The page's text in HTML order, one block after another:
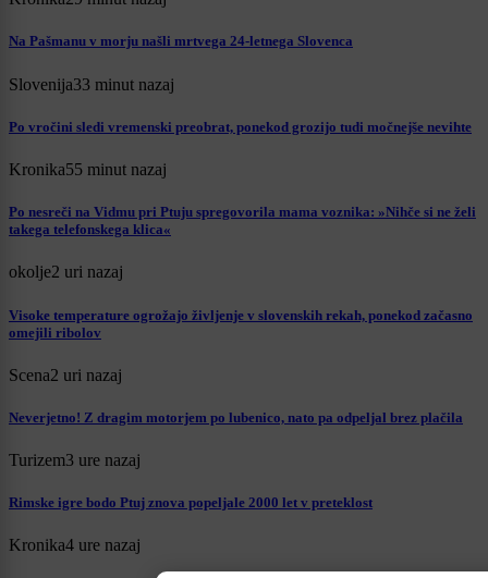
Na Pašmanu v morju našli mrtvega 24-letnega Slovenca
Slovenija33 minut nazaj
Po vročini sledi vremenski preobrat, ponekod grozijo tudi močnejše nevihte
Kronika55 minut nazaj
Po nesreči na Vidmu pri Ptuju spregovorila mama voznika: »Nihče si ne želi
takega telefonskega klica«
okolje2 uri nazaj
Visoke temperature ogrožajo življenje v slovenskih rekah, ponekod začasno
omejili ribolov
Scena2 uri nazaj
Neverjetno! Z dragim motorjem po lubenico, nato pa odpeljal brez plačila
Turizem3 ure nazaj
Rimske igre bodo Ptuj znova popeljale 2000 let v preteklost
Kronika4 ure nazaj